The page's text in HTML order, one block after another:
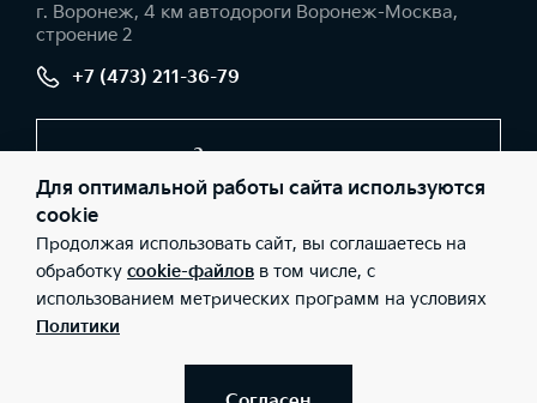
г. Воронеж, 4 км автодороги Воронеж-Москва,
строение 2
+7 (473) 211-36-79
Заказать звонок
© 2026 Юридические лица ООО «ФРЕШ АВТО ГАЗ»
(Фактический адрес: г. Воронеж, 4 км автодороги Воронеж-
Москва, строение 2; Телефон: +7 (473) 211-36-79; ИНН:
9723038901; ОГРН: 5177746276912), ООО «Киа Россия и СНГ»
(Фактический адрес: г.Москва, Валовая 26; Телефон: 8 800 301
08 80; ИНН: 7728674093; ОГРН: 5087746291760) ведут
получению на территории РФ. Информация о соответствующих
Для оптимальной работы сайта используются
cookie
Продолжая использовать сайт, вы соглашаетесь на
обработку cookie-файлов в том числе, с
использованием метрических программ на условиях
Политики